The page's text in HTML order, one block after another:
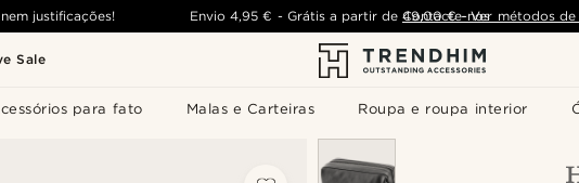
Sale
para fato Malas e Carteiras Roupa e roupa interior
justificações! Envio 4,95 € - Grátis a partir de 49,00 € - Ver métodos de
Contacte-nos